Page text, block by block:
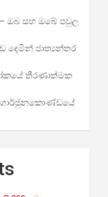
ඔබ සහ ඔබේ පවුල
දෙමින් ජාත්‍යන්තර
තීරණාත්මක